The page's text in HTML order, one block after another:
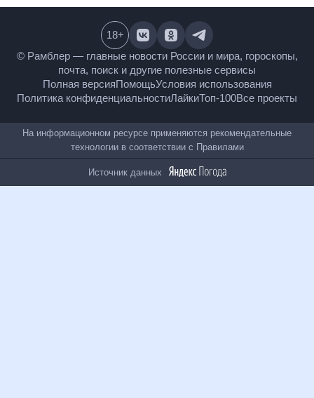
© Рамблер — главные новости России и мира,
гороскопы, почта, поиск и другие полезные сервисы
Полная версияПомощьУсловия использования
Все проекты
18+
На информационном ресурсе применяются
рекомендательные технологии в соответствии с